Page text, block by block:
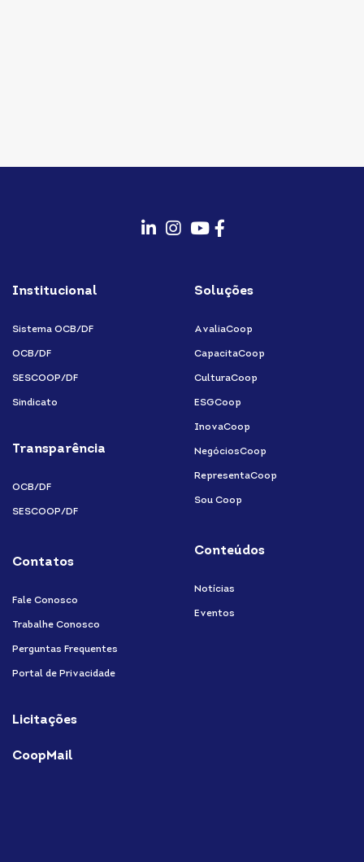
instagram
youtubefacebook-
f
Institucional
Sistema OCB/DF
OCB/DF
SESCOOP/DF
Sindicato
Transparência
OCB/DF
SESCOOP/DF
Contatos
Fale Conosco
Trabalhe Conosco
Perguntas Frequentes
Portal de Privacidade
Licitações
CoopMail
Soluções
AvaliaCoop
CapacitaCoop
CulturaCoop
ESGCoop
InovaCoop
NegóciosCoop
RepresentaCoop
Sou Coop
Conteúdos
Notícias
Eventos